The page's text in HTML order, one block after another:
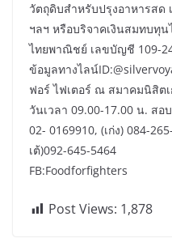
วัตถุดิบสำหรับปรุงอาหารสด
ฯลฯ หรือบริจาคเงินสมทบ
ไทยพาณิชย์ เลขบัญชี 109-
ข้อมูลทางไลน์
ฟอร์ ไฟเตอร์ ณ สมาคมนิสิต
วันเวลา 09.00-17.00 น. สอ
02- 0169910, (เก่ง) 084-
เต้)092-645-5464
FB:Foodforfighters
Post Views: 1,878